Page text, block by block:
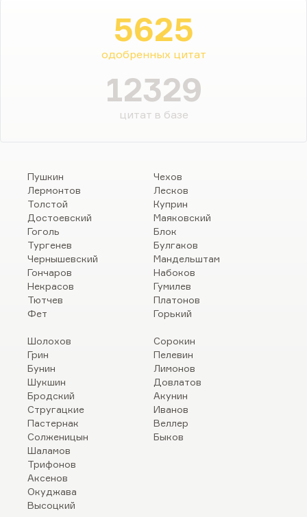
5625
одобренных цитат
12329
цитат в базе
Пушкин
Лермонтов
Толстой
Достоевский
Гоголь
Тургенев
Чернышевский
Гончаров
Некрасов
Тютчев
Фет
Чехов
Лесков
Куприн
Маяковский
Блок
Булгаков
Мандельштам
Набоков
Гумилев
Платонов
Горький
Шолохов
Грин
Бунин
Шукшин
Бродский
Стругацкие
Пастернак
Солженицын
Шаламов
Трифонов
Аксенов
Окуджава
Высоцкий
Сорокин
Пелевин
Лимонов
Довлатов
Акунин
Иванов
Веллер
Быков